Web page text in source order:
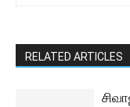
RELATED ARTICLES